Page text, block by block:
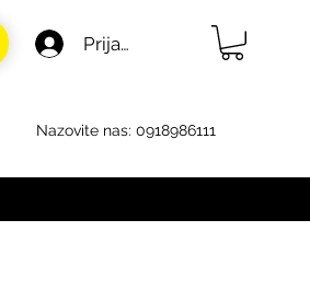
Prijava
Nazovite nas: 0918986111